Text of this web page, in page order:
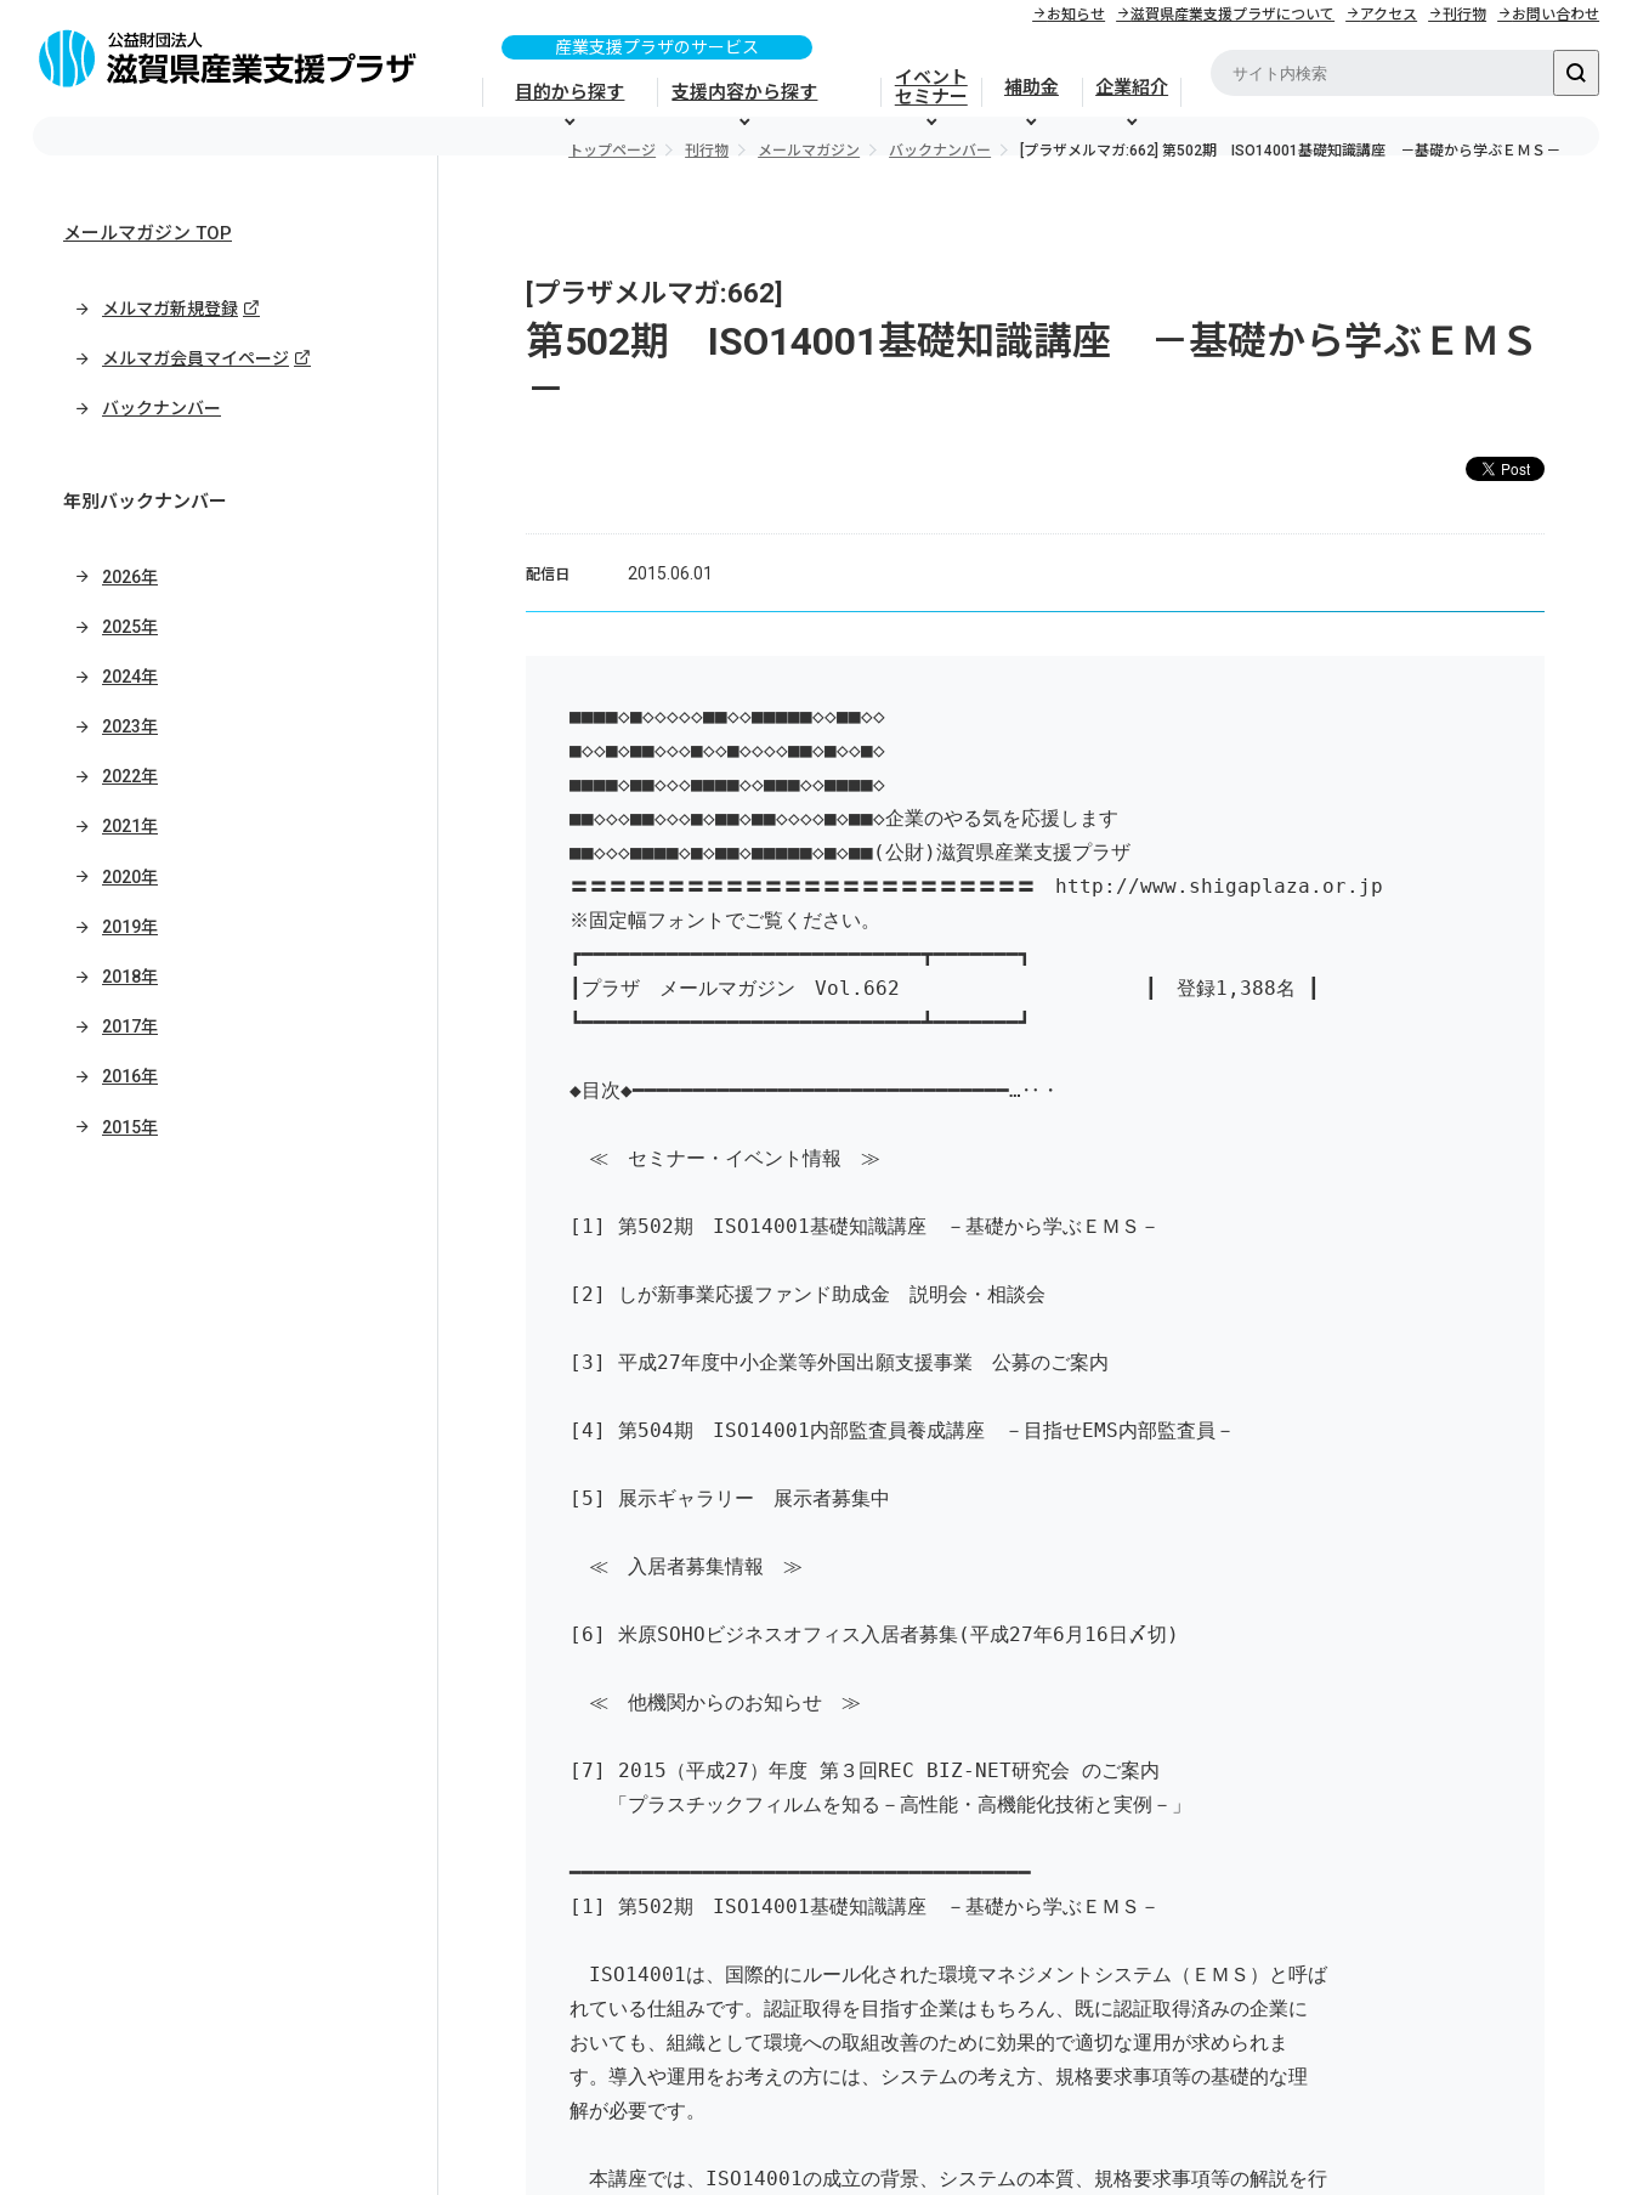
目的から探す 支援内容から探す
イベント
セミナー
補助金 企業紹介
お知らせ 滋賀県産業支援プラザについて アクセス 刊行物 お問い合わせ
トップページ 刊行物 メールマガジン バックナンバー [プラザメルマガ:662] 第502期 ISO14001基礎知識講座 －基礎から学ぶＥＭＳ－
メールマガジン TOP
メルマガ新規登録
メルマガ会員マイページ
バックナンバー
年別バックナンバー
2026年
2025年
2024年
2023年
2022年
2021年
2020年
2019年
2018年
2017年
2016年
2015年
[プラザメルマガ:662]
第502期 ISO14001基礎知識講座 －基礎から学ぶＥＭＳ
－
配信日 2015.06.01
■■■■◇■◇◇◇◇◇■■◇◇■■■■■◇◇■■◇◇
■◇◇■◇■■◇◇◇■◇◇■◇◇◇◇■■◇■◇◇■◇
■■■■◇■■◇◇◇■■■■◇◇■■■◇◇■■■■◇
■■◇◇◇■■◇◇◇■◇■■◇■■◇◇◇◇■◇■■◇企業のやる気を応援します
■■◇◇◇■■■■◇■◇■■◇■■■■■◇■◇■■(公財)滋賀県産業支援プラザ
〓〓〓〓〓〓〓〓〓〓〓〓〓〓〓〓〓〓〓〓〓〓〓〓 http://www.shigaplaza.or.jp
※固定幅フォントでご覧ください。
┏━━━━━━━━━━━━━━━━━━━━━━━━━━━━┳━━━━━━━┓
┃プラザ メールマガジン Vol.662 ┃ 登録1,388名 ┃
┗━━━━━━━━━━━━━━━━━━━━━━━━━━━━┻━━━━━━━┛
◆目次◆━━━━━━━━━━━━━━━━━━━━━━━━━━━━━━━…‥・
≪ セミナー・イベント情報 ≫
[1] 第502期 ISO14001基礎知識講座 －基礎から学ぶＥＭＳ－
[2] しが新事業応援ファンド助成金 説明会・相談会
[3] 平成27年度中小企業等外国出願支援事業 公募のご案内
[4] 第504期 ISO14001内部監査員養成講座 －目指せEMS内部監査員－
[5] 展示ギャラリー 展示者募集中
≪ 入居者募集情報 ≫
[6] 米原SOHOビジネスオフィス入居者募集(平成27年6月16日〆切)
≪ 他機関からのお知らせ ≫
[7] 2015（平成27）年度 第３回REC BIZ-NET研究会 のご案内
「プラスチックフィルムを知る－高性能・高機能化技術と実例－」
━━━━━━━━━━━━━━━━━━━━━━━━━━━━━━━━━━━━━━
[1] 第502期 ISO14001基礎知識講座 －基礎から学ぶＥＭＳ－
ISO14001は、国際的にルール化された環境マネジメントシステム（ＥＭＳ）と呼ば
れている仕組みです。認証取得を目指す企業はもちろん、既に認証取得済みの企業に
おいても、組織として環境への取組改善のために効果的で適切な運用が求められま
す。導入や運用をお考えの方には、システムの考え方、規格要求事項等の基礎的な理
解が必要です。
本講座では、ISO14001の成立の背景、システムの本質、規格要求事項等の解説を行